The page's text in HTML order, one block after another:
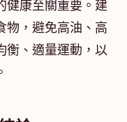
健康至關重要。建
物，避免高油、高
衡、適量運動，以